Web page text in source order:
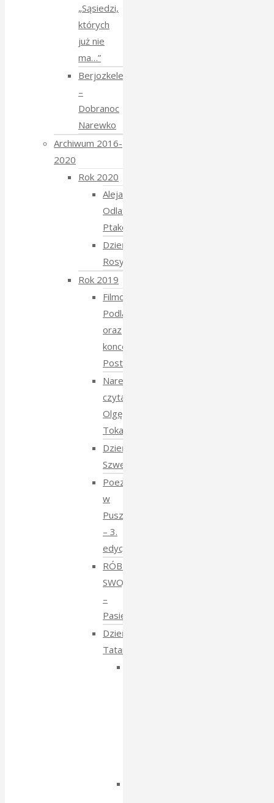
„Sąsiedzi,
których
już nie
ma…”
Berjozkele
–
Dobranoc
Narewko
Archiwum 2016-
2020
Rok 2020
Aleja
Odlatujących
Ptaków
Dzień
Rosyjski
Rok 2019
Filmowe
Podlasie
oraz
koncert
Postmana
Narewka
czyta
Olgę
Tokarczuk
Dzień
Szwedzki
Poezja
w
Puszczy
– 3.
edycja
RÓBMY
SWOJE
–
Pasieki
Dzień
Tatarski